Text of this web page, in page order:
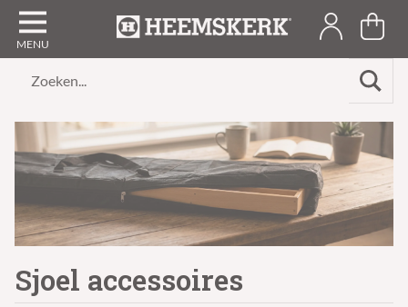
Zoeken...
Sjoel accessoires